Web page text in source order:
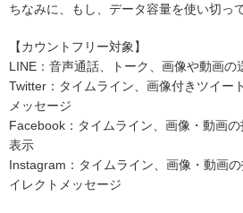
ちなみに、もし、データ容量を使い切っ
【カウントフリー対象】
LINE：音声通話、トーク、画像や動画の
Twitter：タイムライン、画像付きツイー
メッセージ
Facebook：タイムライン、画像・動画
表示
Instagram：タイムライン、画像・動画
イレクトメッセージ